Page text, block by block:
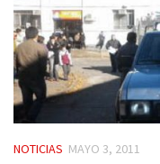
NOTICIAS MAYO 3, 2011